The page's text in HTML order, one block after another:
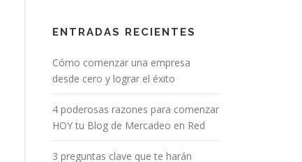
ENTRADAS RECIENTES
Cómo comenzar una empresa
desde cero y lograr el éxito
4 poderosas razones para comenzar
HOY tu Blog de Mercadeo en Red
3 preguntas clave que te harán